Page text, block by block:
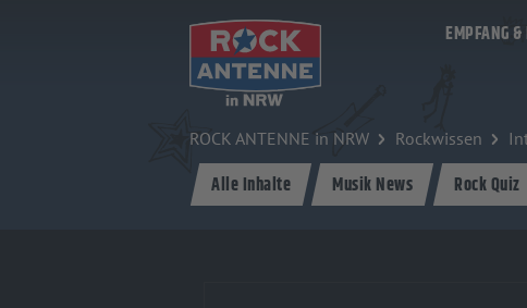
EMPFANG
ROCK ANTENNE in NRW Rockwissen
Alle Inhalte Musik News Rock Quiz